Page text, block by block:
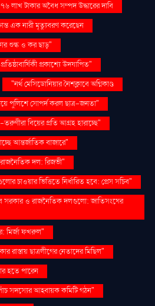
লাখ টাকার অবৈধ সম্পদ উদ্ধারের দাবি
এক নারী মৃত্যুবরণ করেছেন
শুল্ক ও কর ছাড়"
প্রকাশ্যে উদযাপিত"
"নর্থ মেসিডোনিয়ার নৈশক্লাবে অগ্নিকাণ্ড
পুলিশে সোপর্দ করল ছাত্র-জনতা"
বিয়ের প্রতি আগ্রহ হারাচ্ছে"
আন্তর্জাতিক বাজারে"
রাজনৈতিক দল: রিজভী"
চাওয়ার ভিত্তিতে নির্ধারিত হবে: প্রেস সচিব"
সরকার ও রাজনৈতিক দলগুলো: জাতিসংঘের
মির্জা ফখরুল"
রাস্তায় ছাত্রলীগের নেতাদের মিছিল"
হতে পারেন
সদস্যের আহ্বায়ক কমিটি গঠন"